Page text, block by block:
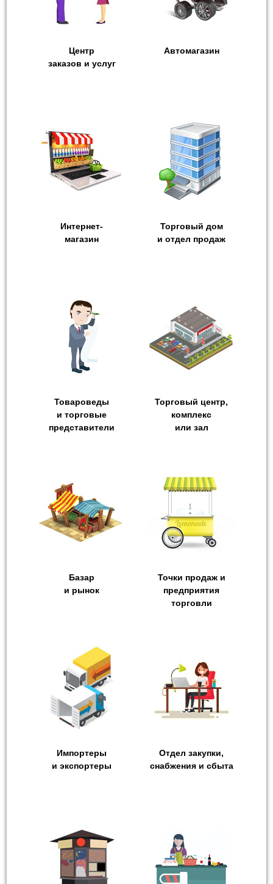
Центр
заказов и услуг
Автомагазин
Интернет-
магазин
Торговый дом
и отдел продаж
Товароведы
и торговые
представители
Торговый центр,
комплекс
или зал
Базар
и рынок
Точки продаж и
предприятия
торговли
Импортеры
и экспортеры
Отдел закупки,
снабжения и сбыта